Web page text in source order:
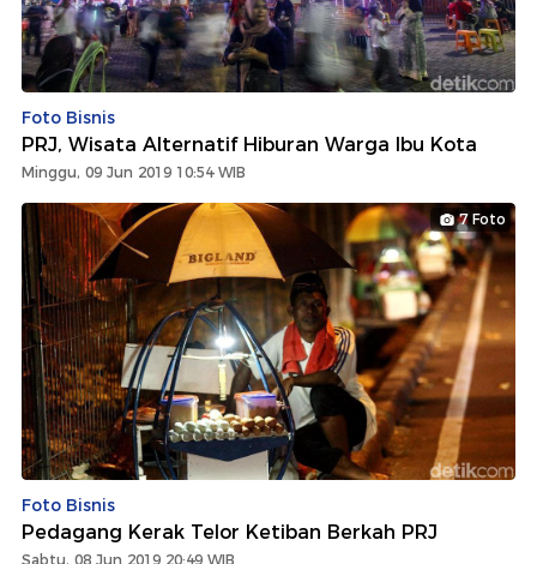
Foto Bisnis
PRJ, Wisata Alternatif Hiburan Warga Ibu Kota
Minggu, 09 Jun 2019 10:54 WIB
7 Foto
Foto Bisnis
Pedagang Kerak Telor Ketiban Berkah PRJ
Sabtu, 08 Jun 2019 20:49 WIB